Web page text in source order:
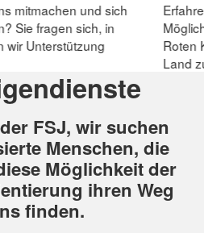
mitmachen und sich
Sie fragen sich, in
wir Unterstützung
Roten
Land
FSJ, wir suchen
Menschen, die
Möglichkeit der
ihren Weg
finden.